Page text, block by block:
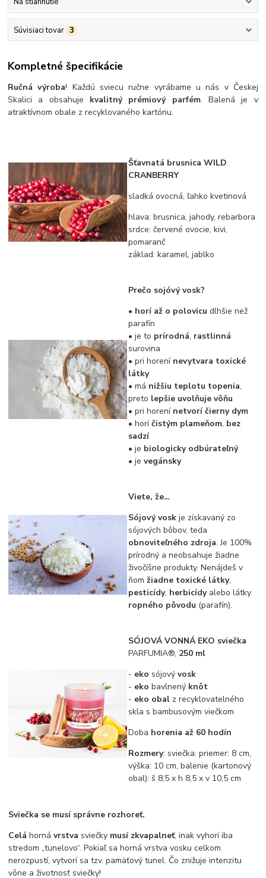
Súvisiaci tovar 3
Kompletné špecifikácie
Ručná výroba! Každú sviecu ručne vyrábame u nás v Českej
Skalici a obsahuje kvalitný prémiový parfém. Balená je v
atraktívnom obale z recyklovaného kartónu.
Šťavnatá brusnica WILD
CRANBERRY
sladká ovocná, ľahko kvetinová
hlava: brusnica, jahody, rebarbora
srdce: červené ovocie, kivi,
pomaranč
základ: karamel, jablko
Prečo sojóvý vosk?
• horí až o polovicu dlhšie než
parafín
• je to prírodná, rastlinná
surovina
• pri horení nevytvara toxické
látky
• má nižšiu teplotu topenia,
preto lepšie uvolňuje vôňu
• pri horení netvorí čierny dym
• horíčistým plameňom, bez
sadzí
• je biologicky odbúrateľný
• jevegánsky
Viete, že…
Sójový vosk je získavaný zo
sójových bôbov, teda
obnoviteľného zdroja. Je 100%
prírodný a neobsahuje žiadne
živočíšne produkty. Nenájdeš v
ňomžiadne toxické látky,
pesticídy, herbicídyalebo látky
ropného pôvodu (parafín).
SÓJOVÁ VONNÁ EKO sviečka
PARFUMIA®, 250 ml
- eko sójovývosk
- eko bavlnený knôt
- eko obal z recyklovatelného
skla s bambusovým viečkom
Doba horenia až 60 hodín
Rozmery: sviečka: priemer: 8 cm,
výška: 10 cm, balenie (kartonový
obal): š 8,5 x h 8,5 x v 10,5 cm
Sviečka se musí správne rozhoreť.
Celá hornávrstva sviečky musí zkvapalneť, inak vyhorí iba
stredom „tunelovo“. Pokiaľ sa horná vrstva vosku celkom
nerozpustí, vytvorí sa tzv. pamäťový tunel. Čo znižuje intenzitu
vône a životnosť sviečky!